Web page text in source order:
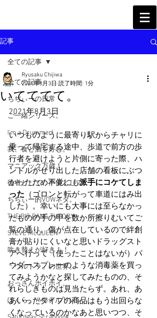
記事
全ての記事
ちぢぃーの日常
ご一緒シリーズ。
I'm a Drummer!
我、食と酒を好む。
マニアック万歳！
役者として、声優として。
ちぢぃー的VOWネタ。
THE BIG BANG THEORY
STEVE McQUEEN
吹き替えが好き！！
「ウルトラ」の世界。
おっさんホイホイ。
ぼくら、YMOチルドレン。
全ての記事
いてててて。
Ryusaku Chijiwa
2021年8月3日 読了時間: 1分
2021年8月3日
いつものように最寄り駅からチャリに
乗って帰宅する途中、歩道で前方の歩
行者を避けようと片側に寄った際、ハ
ンドルがせり出した店舗の看板にぶつ
かったため不覚にも派手にコケてしま
った （ゴロンと転がって車道にはみ出
した）。幸いにも大事には至らなかっ
たものの手の甲を数か所擦りむいてご
覧の通り。傷が点在しているので絆創
膏が貼りにくいなと思いドラッグスト
アへ行って（使ったことはないが）パ
ウダースプレーのような消毒薬を買っ
てみようかなと探してみたものの、そ
れらしきものは見当たらず。あれ、あ
あいったタイプの商品はもう出回らな
くなっているのかなあと思いつつ、そ